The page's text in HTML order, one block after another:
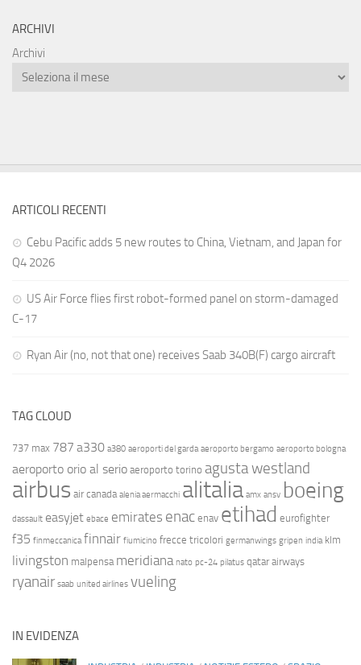
ARCHIVI
Archivi
ARTICOLI RECENTI
Cebu Pacific adds 5 new routes to China, Vietnam, and Japan for
Q4 2026
US Air Force flies first robot-formed panel on storm-damaged
C-17
Ryan Air (no, not that one) receives Saab 340B(F) cargo aircraft
TAG CLOUD
737 max 787 a330 a380 aeroporti del garda aeroporto bergamo aeroporto bologna
aeroporto orio al serio aeroporto torino agusta westland
airbus air canada alenia aermacchi alitalia amx ansv boeing
dassault easyjet ebace emirates enac enav etihad eurofighter
f35 finmeccanica finnair fiumicino frecce tricolori germanwings gripen india klm
livingston malpensa meridiana nato pc-24 pilatus qatar airways
ryanair saab united airlines vueling
IN EVIDENZA